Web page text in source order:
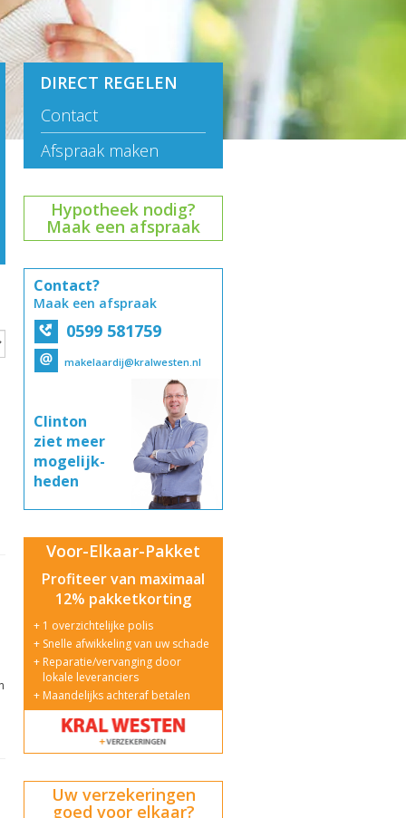
DIRECT REGELEN
Contact
Afspraak maken
Hypotheek nodig?
Maak een afspraak
Contact?
Maak een afspraak
0599 581759
makelaardij@kralwesten.nl
Clinton
ziet meer
mogelijk-
heden
Voor-Elkaar-Pakket
Profiteer van maximaal
12% pakketkorting
1 overzichtelijke polis
Snelle afwikkeling van uw schade
Reparatie/vervanging door
lokale leveranciers
Maandelijks achteraf betalen
Uw verzekeringen
goed voor elkaar?